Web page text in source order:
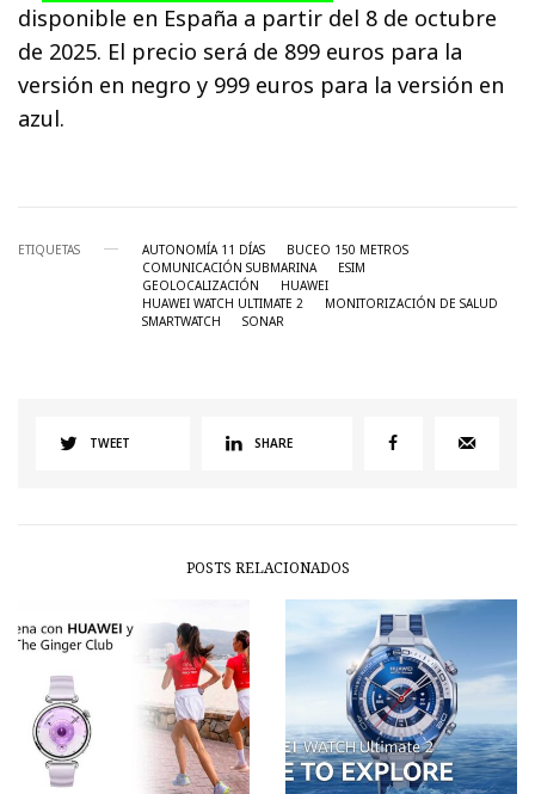
disponible en España a partir del 8 de octubre
de 2025. El precio será de 899 euros para la
versión en negro y 999 euros para la versión en
azul.
ETIQUETAS AUTONOMÍA 11 DÍAS
BUCEO 150 METROS
COMUNICACIÓN SUBMARINA
ESIM
GEOLOCALIZACIÓN
HUAWEI
HUAWEI WATCH ULTIMATE 2
MONITORIZACIÓN DE SALUD
SMARTWATCH
SONAR
TWEET SHARE
POSTS RELACIONADOS